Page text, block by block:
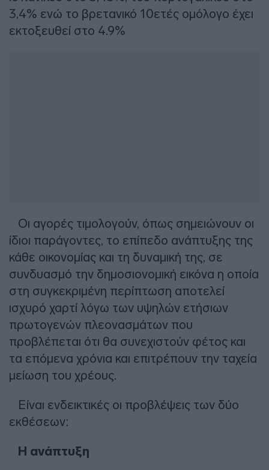
3,4% ενώ το βρετανικό 10ετές ομόλογο έχει
εκτοξευθεί στο 4.9%
Οι αγορές τιμολογούν, όπως σημειώνουν οι
ίδιοι παράγοντες, το επίπεδο ανάπτυξης της
κάθε οικονομίας και τη δυναμική της, σε
συνδυασμό την δημοσιονομική εικόνα η οποία
στη συγκεκριμένη περίπτωση αποτελεί
ισχυρό χαρτί λόγω των υψηλών ετήσιων
πρωτογενών πλεονασμάτων που
προβλέπεται ότι θα συνεχιστούν φέτος και
τα επόμενα χρόνια και επιτρέπουν την ταχεία
μείωση του χρέους.
Είναι ενδεικτικές οι προβλέψεις των δύο
εκθέσεων:
Η ανάπτυξη